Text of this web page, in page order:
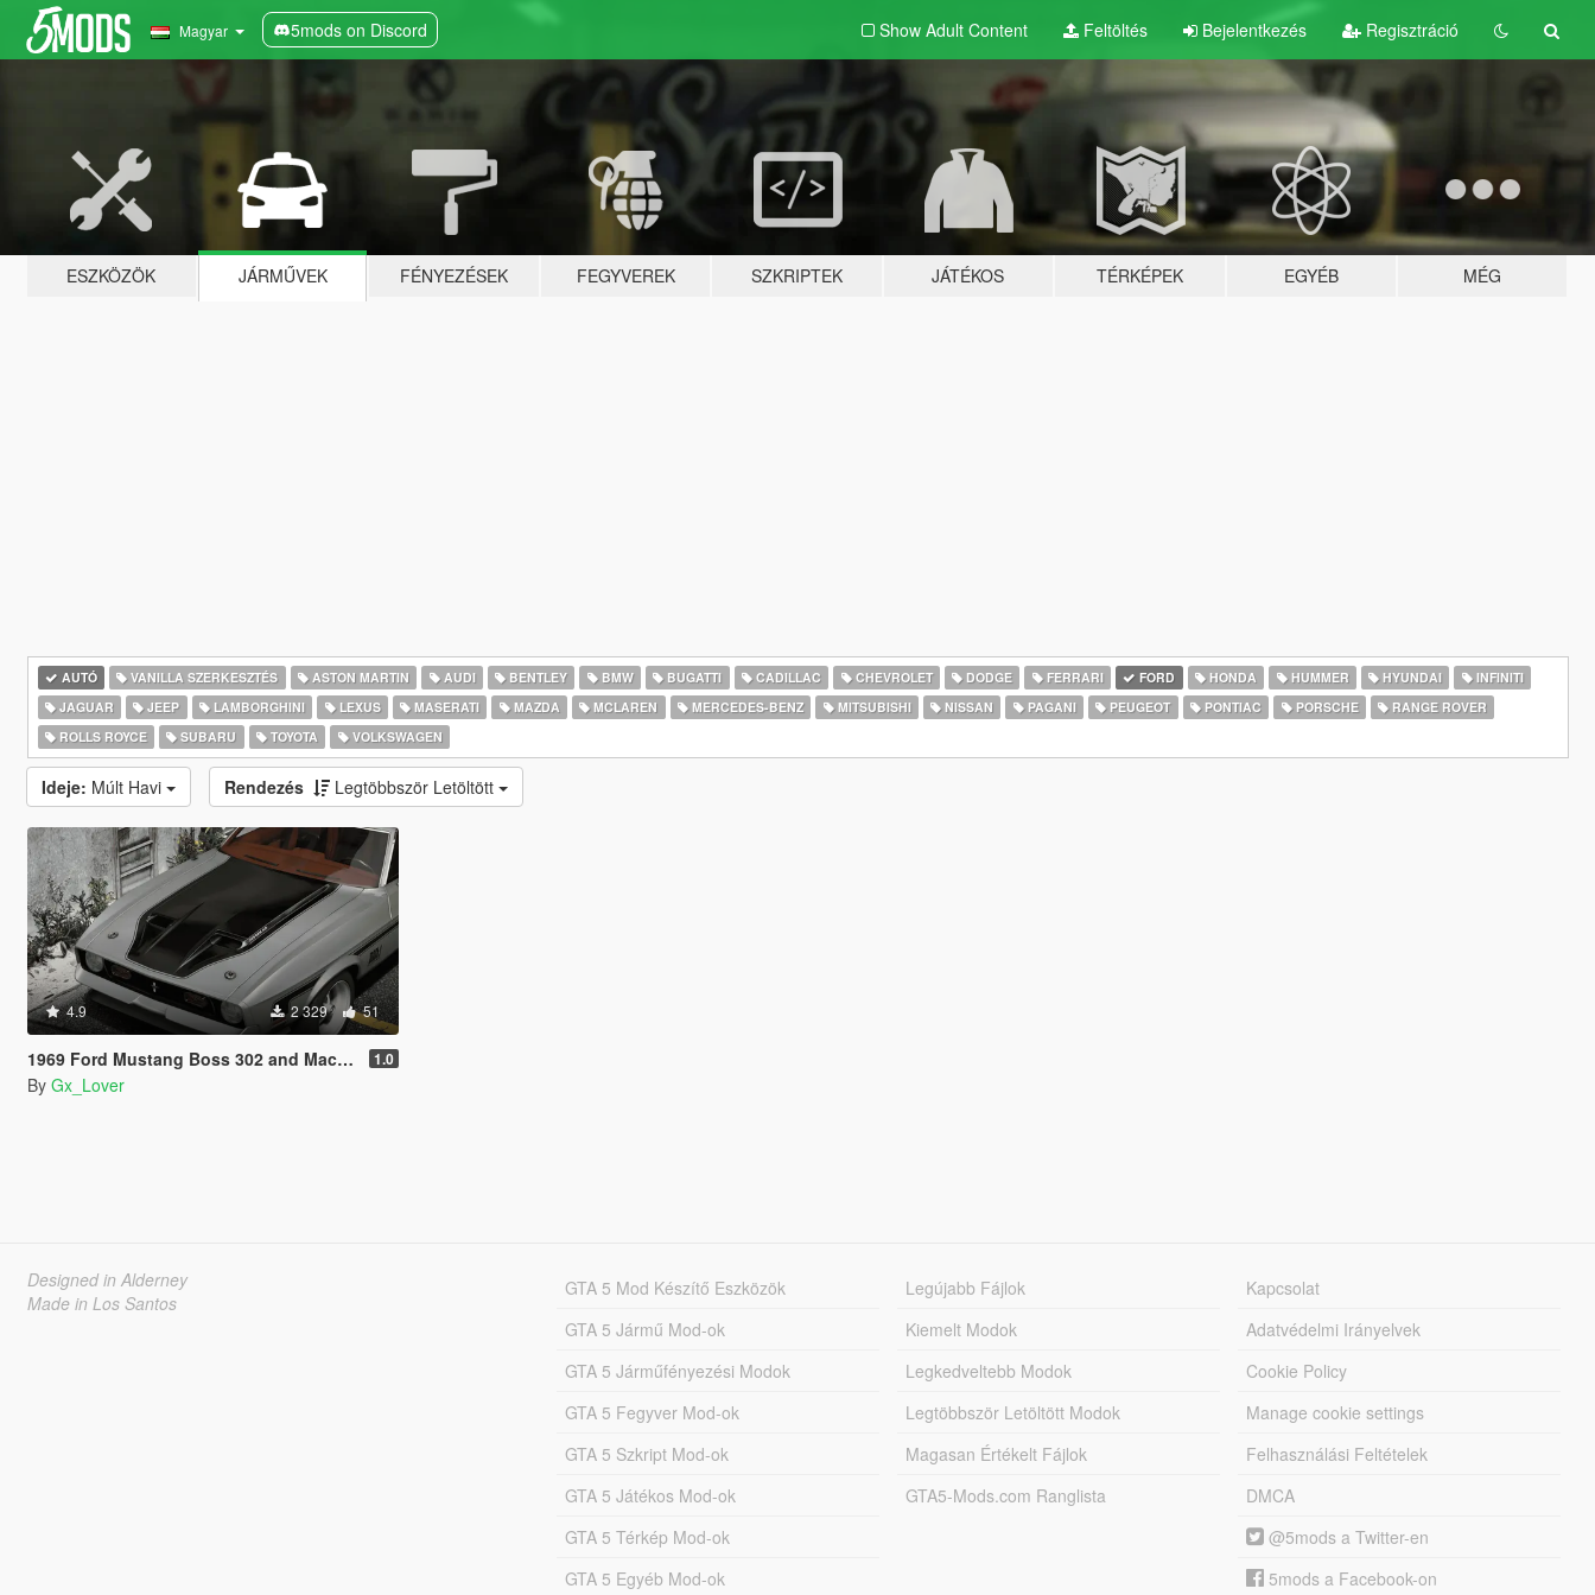
Magyar 5mods on Discord Show Adult Content Feltöltés Bejelentkezés Regisztráció
ESZKÖZÖK JÁRMŰVEK FÉNYEZÉSEK FEGYVEREK SZKRIPTEK JÁTÉKOS TÉRKÉPEK EGYÉB MÉG
AUTÓ VANILLA SZERKESZTÉS ASTON MARTIN AUDI BENTLEY BMW BUGATTI CADILLAC CHEVROLET DODGE FERRARI FORD HONDA HUMMER HYUNDAI
INFINITI
JAGUAR
JEEP LAMBORGHINI LEXUS MASERATI MAZDA MCLAREN MERCEDES-BENZ MITSUBISHI NISSAN PAGANI PEUGEOT PONTIAC PORSCHE
RANGE ROVER
ROLLS ROYCE
SUBARU TOYOTA VOLKSWAGEN
Ideje: Múlt Havi Rendezés Legtöbbször Letöltött
4.9 2 329 51
1969 Ford Mustang Boss 302 and Mach1 Pack [Add-On | Template] 1.0
By Gx_Lover
Designed in Alderney
Made in Los Santos
GTA 5 Mod Készítő Eszközök
GTA 5 Jármű Mod-ok
GTA 5 Járműfényezési Modok
GTA 5 Fegyver Mod-ok
GTA 5 Szkript Mod-ok
GTA 5 Játékos Mod-ok
GTA 5 Térkép Mod-ok
GTA 5 Egyéb Mod-ok
Legújabb Fájlok
Kiemelt Modok
Legkedveltebb Modok
Legtöbbször Letöltött Modok
Magasan Értékelt Fájlok
GTA5-Mods.com Ranglista
Kapcsolat
Adatvédelmi Irányelvek
Cookie Policy
Manage cookie settings
Felhasználási Feltételek
DMCA
@5mods a Twitter-en
5mods a Facebook-on